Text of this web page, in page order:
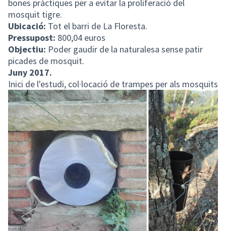
bones pràctiques per a evitar la proliferació del
mosquit tigre.
Ubicació: Tot el barri de La Floresta.
Pressupost: 800,04 euros
Objectiu: Poder gaudir de la naturalesa sense patir
picades de mosquit.
Juny 2017.
Inici de l'estudi, col·locació de trampes per als mosquits